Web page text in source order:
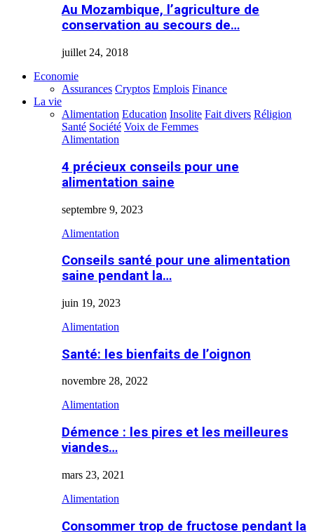
Au Mozambique, l’agriculture de
conservation au secours de…
juillet 24, 2018
Economie
Assurances Cryptos Emplois Finance
La vie
Alimentation Education Insolite Fait divers Réligion
Santé Société Voix de Femmes
Alimentation
4 précieux conseils pour une
alimentation saine
septembre 9, 2023
Alimentation
Conseils santé pour une alimentation
saine pendant la…
juin 19, 2023
Alimentation
Santé: les bienfaits de l’oignon
novembre 28, 2022
Alimentation
Démence : les pires et les meilleures
viandes…
mars 23, 2021
Alimentation
Consommer trop de fructose pendant la